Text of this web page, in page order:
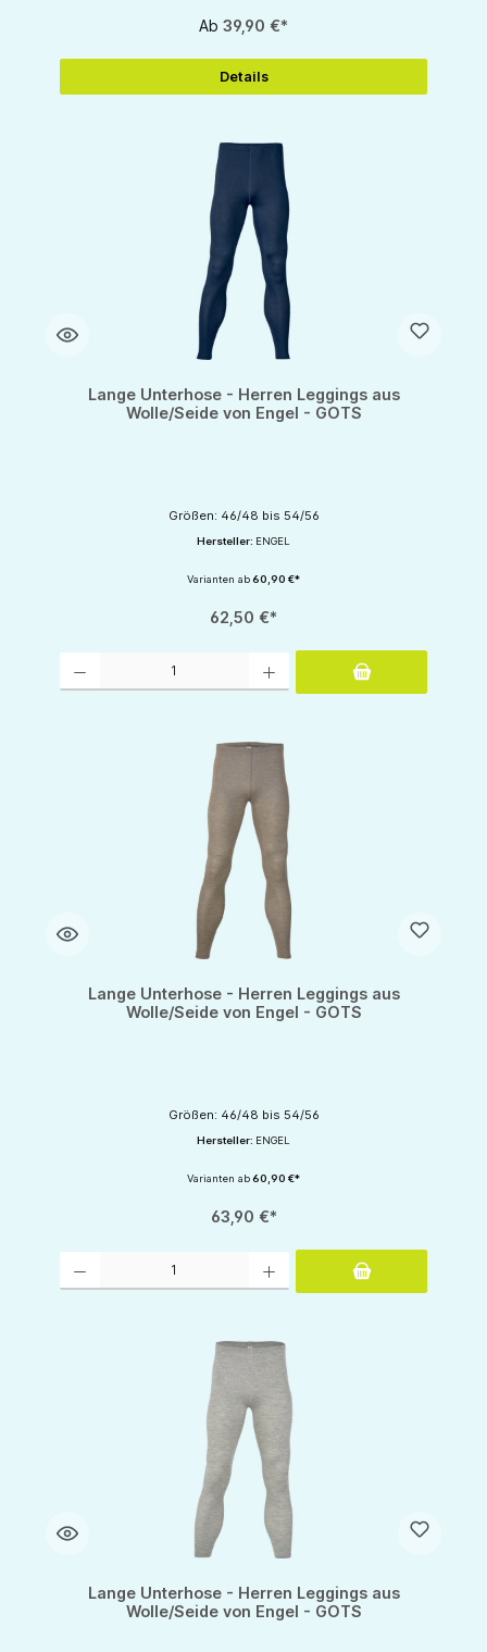
Ab 39,90 €*
Details
Lange Unterhose - Herren Leggings aus
Wolle/Seide von Engel - GOTS
Größen: 46/48 bis 54/56
Hersteller: ENGEL
Varianten ab60,90 €*
62,50 €*
Lange Unterhose - Herren Leggings aus
Wolle/Seide von Engel - GOTS
Größen: 46/48 bis 54/56
Hersteller: ENGEL
Varianten ab60,90 €*
63,90 €*
Lange Unterhose - Herren Leggings aus
Wolle/Seide von Engel - GOTS